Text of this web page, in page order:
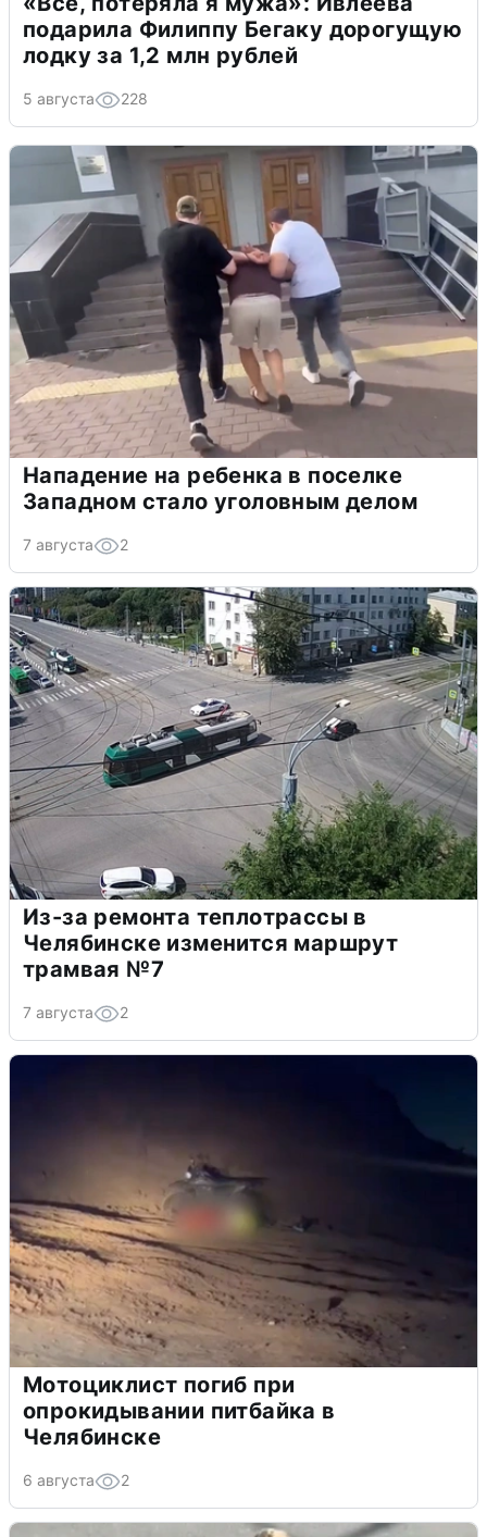
подарила Филиппу Бегаку дорогущую
лодку за 1,2 млн рублей
5 августа 228
Нападение на ребенка в поселке
Западном стало уголовным делом
7 августа 2
Из-за ремонта теплотрассы в
Челябинске изменится маршрут
трамвая №7
7 августа 2
Мотоциклист погиб при
опрокидывании питбайка в
Челябинске
6 августа 2